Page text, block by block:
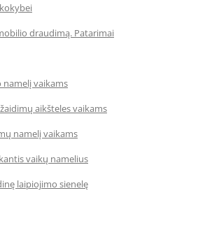
draudimą. Patarimai
vaikams
aikšteles vaikams
namelį vaikams
vaikų namelius
laipiojimo sienelę